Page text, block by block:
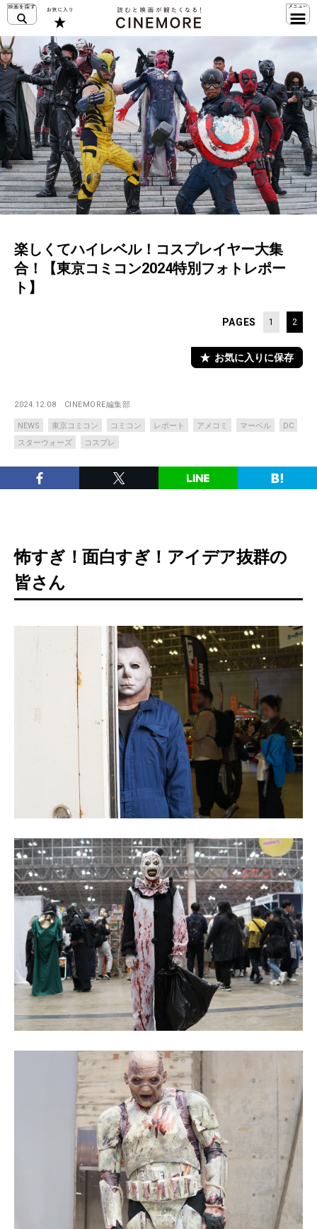
楽しくてハイレベル！コスプレイヤー大集
合！【東京コミコン2024特別フォトレポー
ト】
PAGES 1 2
お気に入りに保存
2024.12.08 CINEMORE編集部
NEWS 東京コミコン コミコン レポート アメコミ マーベル
DC
スターウォーズ
コスプレ
怖すぎ！面白すぎ！アイデア抜群の
皆さん